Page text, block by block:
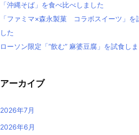
「沖縄そば」を食べ比べしました
「ファミマ×森永製菓 コラボスイーツ」を
した
ローソン限定「”飲む” 麻婆豆腐」を試食し
アーカイブ
2026年7月
2026年6月